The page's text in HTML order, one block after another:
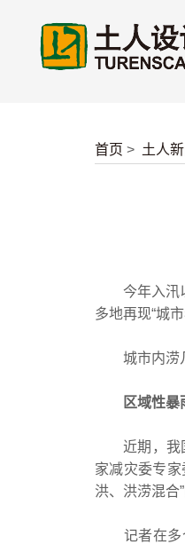
首页 > 土人新
今年入汛以
多地再现“城市
城市内涝几
区域性暴雨
近期，我国
家减灾委专
洪、洪涝混合”
记者在多个